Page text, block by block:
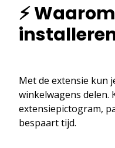
⚡
Met de extensie kun
winkelwagens delen.
extensiepictogram,
bespaart tijd.